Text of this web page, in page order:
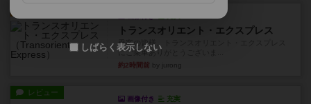
トランスオリエント・エクスプレス
乗客の皆様、トランスオリエント・エクスプレス
にご乗車ありがとうございま...
約2時間前
レビュー
画像付き 充実
しばらく表示しない